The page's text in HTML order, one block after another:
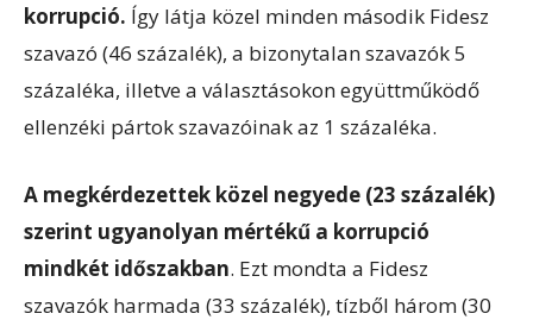
korrupció. Így látja közel minden második Fidesz
szavazó (46 százalék), a bizonytalan szavazók 5
százaléka, illetve a választásokon együttműködő
ellenzéki pártok szavazóinak az 1 százaléka.
A megkérdezettek közel negyede (23 százalék)
szerint ugyanolyan mértékű a korrupció
mindkét időszakban. Ezt mondta a Fidesz
szavazók harmada (33 százalék), tízből három (30